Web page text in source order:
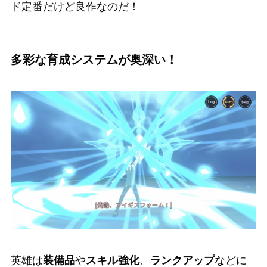
ド定番だけど良作なのだ！
多彩な育成システムが奥深い！
英雄は装備品やスキル強化、 ランクアップなどに